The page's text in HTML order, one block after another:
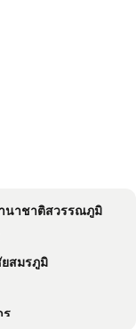
นาชาติสวรรณภูมิ
สมรภูมิ
ร